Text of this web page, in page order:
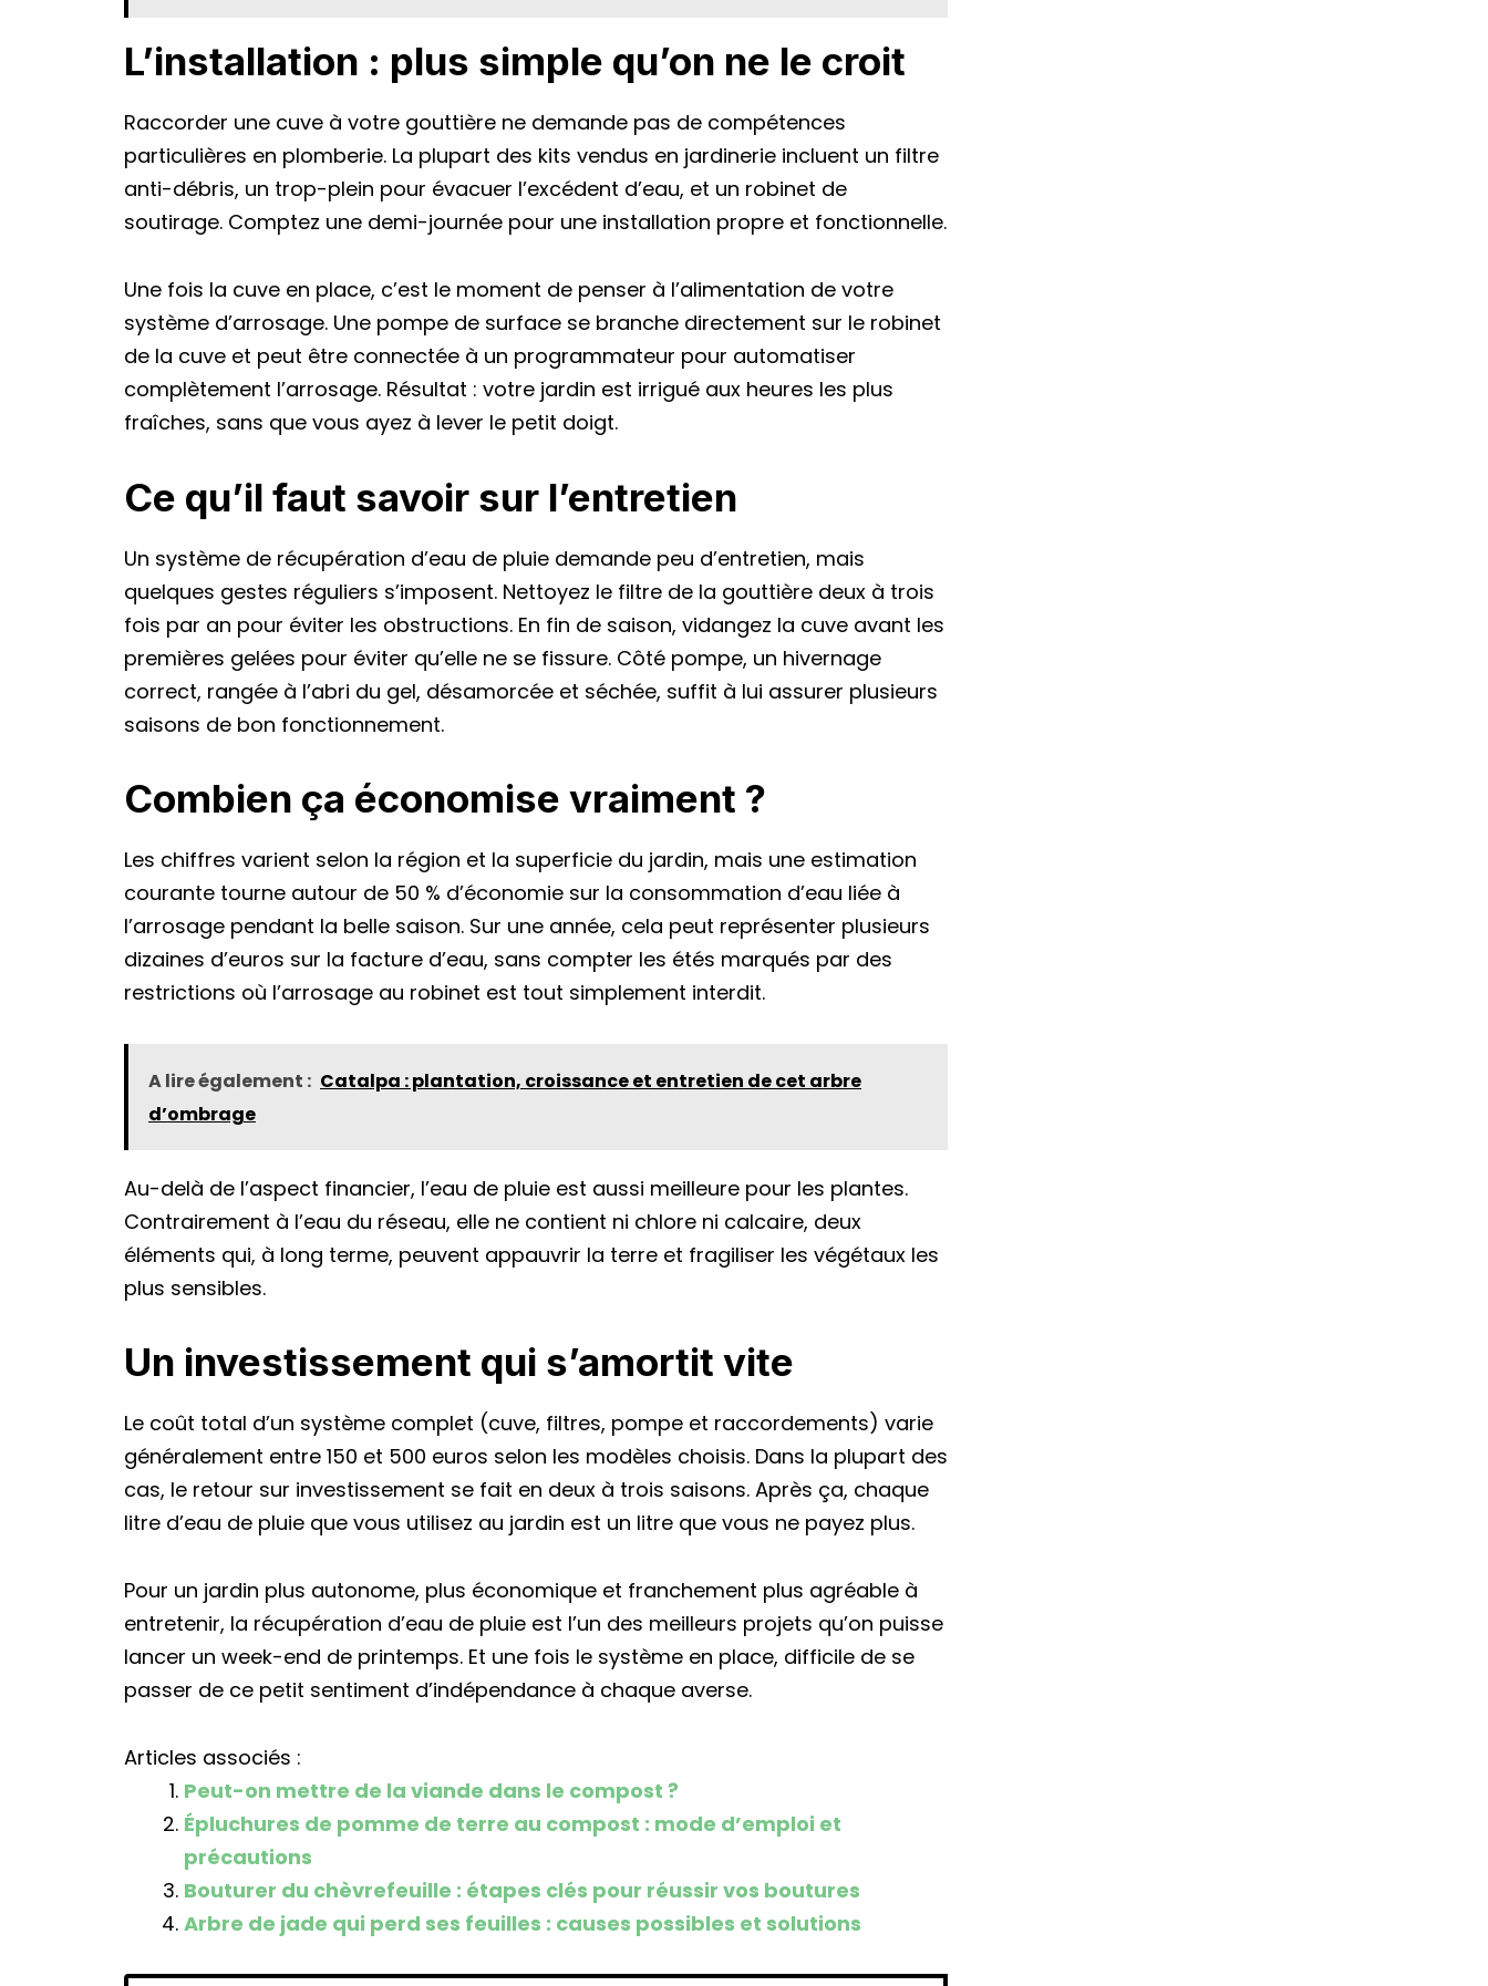
L’installation : plus simple qu’on ne le croit
Raccorder une cuve à votre gouttière ne demande pas de compétences
particulières en plomberie. La plupart des kits vendus en jardinerie incluent un filtre
anti-débris, un trop-plein pour évacuer l’excédent d’eau, et un robinet de
soutirage. Comptez une demi-journée pour une installation propre et fonctionnelle.
Une fois la cuve en place, c’est le moment de penser à l’alimentation de votre
système d’arrosage. Une pompe de surface se branche directement sur le robinet
de la cuve et peut être connectée à un programmateur pour automatiser
complètement l’arrosage. Résultat : votre jardin est irrigué aux heures les plus
fraîches, sans que vous ayez à lever le petit doigt.
Ce qu’il faut savoir sur l’entretien
Un système de récupération d’eau de pluie demande peu d’entretien, mais
quelques gestes réguliers s’imposent. Nettoyez le filtre de la gouttière deux à trois
fois par an pour éviter les obstructions. En fin de saison, vidangez la cuve avant les
premières gelées pour éviter qu’elle ne se fissure. Côté pompe, un hivernage
correct, rangée à l’abri du gel, désamorcée et séchée, suffit à lui assurer plusieurs
saisons de bon fonctionnement.
Combien ça économise vraiment ?
Les chiffres varient selon la région et la superficie du jardin, mais une estimation
courante tourne autour de 50 % d’économie sur la consommation d’eau liée à
l’arrosage pendant la belle saison. Sur une année, cela peut représenter plusieurs
dizaines d’euros sur la facture d’eau, sans compter les étés marqués par des
restrictions où l’arrosage au robinet est tout simplement interdit.
A lire également : Catalpa : plantation, croissance et entretien de cet arbre
d’ombrage
Au-delà de l’aspect financier, l’eau de pluie est aussi meilleure pour les plantes.
Contrairement à l’eau du réseau, elle ne contient ni chlore ni calcaire, deux
éléments qui, à long terme, peuvent appauvrir la terre et fragiliser les végétaux les
plus sensibles.
Un investissement qui s’amortit vite
Le coût total d’un système complet (cuve, filtres, pompe et raccordements) varie
généralement entre 150 et 500 euros selon les modèles choisis. Dans la plupart des
cas, le retour sur investissement se fait en deux à trois saisons. Après ça, chaque
litre d’eau de pluie que vous utilisez au jardin est un litre que vous ne payez plus.
Pour un jardin plus autonome, plus économique et franchement plus agréable à
entretenir, la récupération d’eau de pluie est l’un des meilleurs projets qu’on puisse
lancer un week-end de printemps. Et une fois le système en place, difficile de se
passer de ce petit sentiment d’indépendance à chaque averse.
Articles associés :
Peut-on mettre de la viande dans le compost ?
Épluchures de pomme de terre au compost : mode d’emploi et
précautions
Bouturer du chèvrefeuille : étapes clés pour réussir vos boutures
Arbre de jade qui perd ses feuilles : causes possibles et solutions